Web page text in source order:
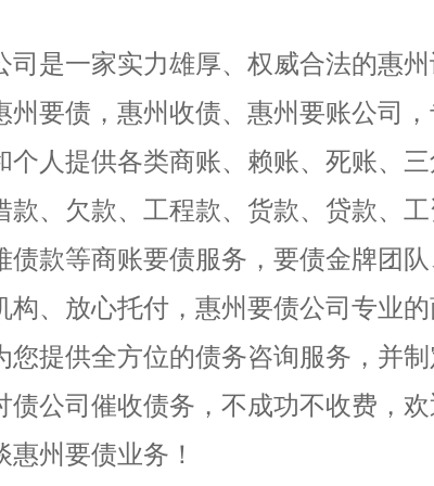
司是一家实力雄厚、权威合法的惠
州要债，惠州收债、惠州要账公司
个人提供各类商账、赖账、死账、
款、欠款、工程款、货款、贷款、
债款等商账要债服务，要债金牌团
构、放心托付，惠州要债公司专业
您提供全方位的债务咨询服务，并
债公司催收债务，不成功不收费，
惠州要债业务！